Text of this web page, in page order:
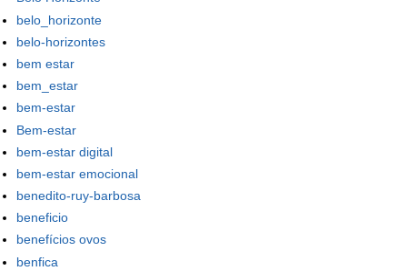
belo_horizonte
belo-horizontes
bem estar
bem_estar
bem-estar
Bem-estar
bem-estar digital
bem-estar emocional
benedito-ruy-barbosa
beneficio
benefícios ovos
benfica